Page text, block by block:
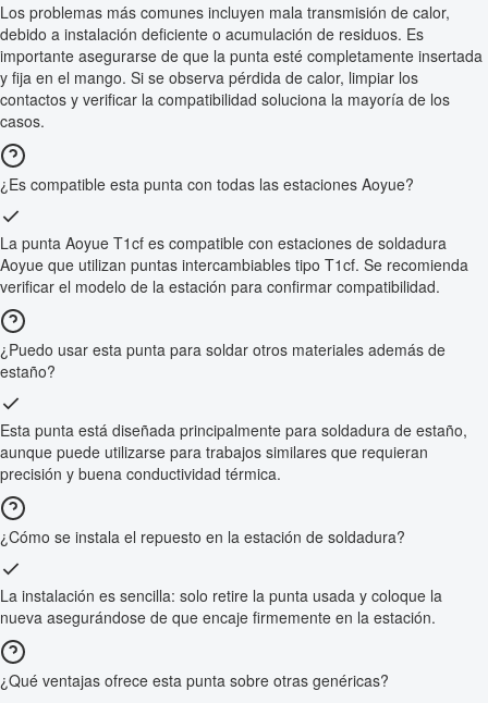
Los problemas más comunes incluyen mala transmisión de calor,
debido a instalación deficiente o acumulación de residuos. Es
importante asegurarse de que la punta esté completamente insertada
y fija en el mango. Si se observa pérdida de calor, limpiar los
contactos y verificar la compatibilidad soluciona la mayoría de los
casos.
¿Es compatible esta punta con todas las estaciones Aoyue?
La punta Aoyue T1cf es compatible con estaciones de soldadura
Aoyue que utilizan puntas intercambiables tipo T1cf. Se recomienda
verificar el modelo de la estación para confirmar compatibilidad.
¿Puedo usar esta punta para soldar otros materiales además de
estaño?
Esta punta está diseñada principalmente para soldadura de estaño,
aunque puede utilizarse para trabajos similares que requieran
precisión y buena conductividad térmica.
¿Cómo se instala el repuesto en la estación de soldadura?
La instalación es sencilla: solo retire la punta usada y coloque la
nueva asegurándose de que encaje firmemente en la estación.
¿Qué ventajas ofrece esta punta sobre otras genéricas?